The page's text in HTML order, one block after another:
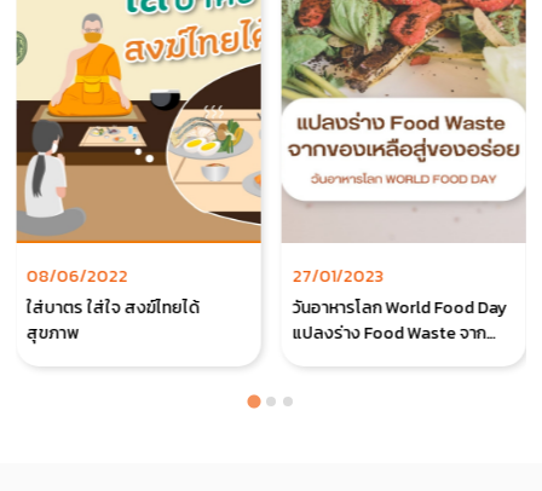
08/06/2022
ใส่บาตร ใส่ใจ สงฆ์ไทยได้
สุขภาพ
27/01/2023
วันอาหารโลก World Food Day
แปลงร่าง Food Waste จาก